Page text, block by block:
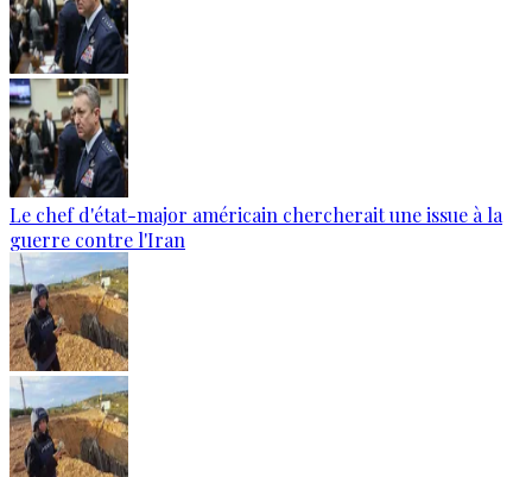
Le chef d'état-major américain chercherait une issue à la
guerre contre l'Iran